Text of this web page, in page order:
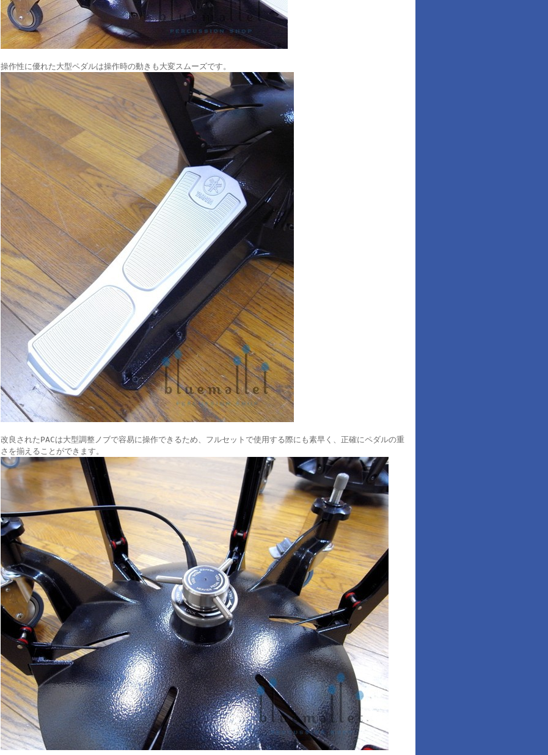
操作性に優れた大型ペダルは操作時の動きも大変スムーズです。
改良されたPACは大型調整ノブで容易に操作できるため、フルセットで使用する際にも素早く、正確にペダルの重
さを揃えることができます。